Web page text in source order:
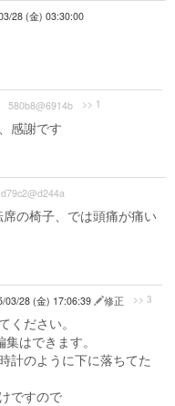
28 (金) 03:30:00
580b8@6914b >> 1
感謝です
d79c2@d244a
の椅子、では頭痛が痛い
03/28 (金) 17:06:39 修正 >> 3
ください。
はできます。
計のように下に落ちてた
ですので